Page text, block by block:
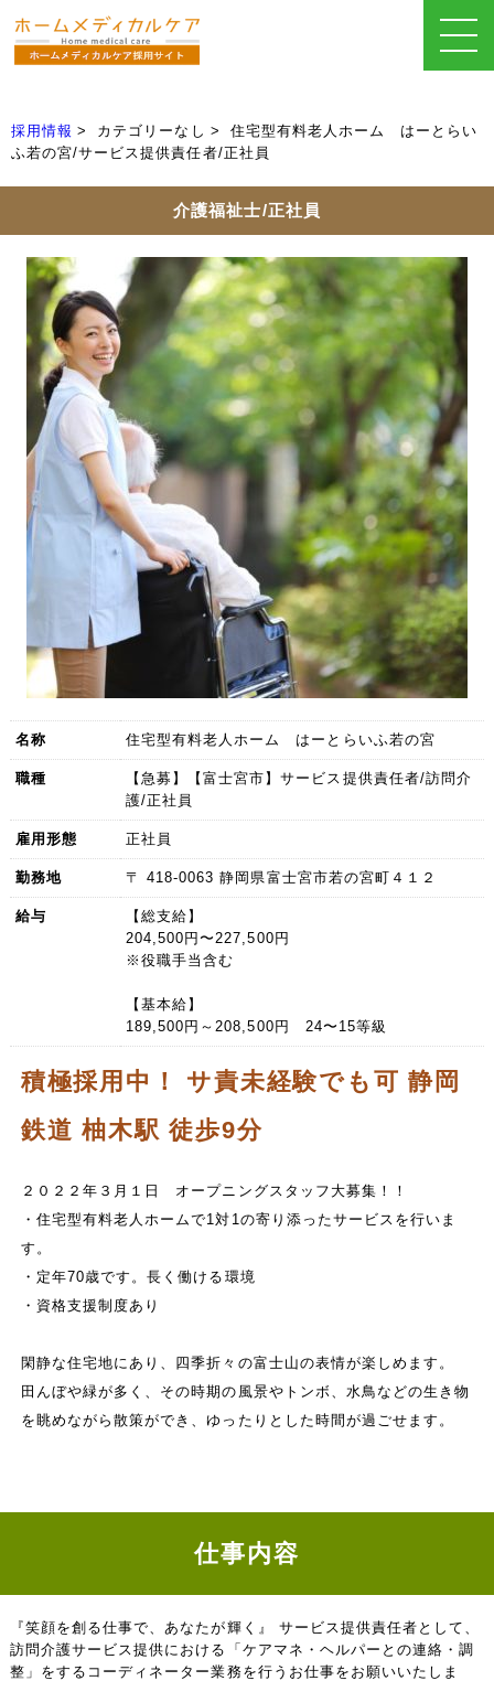
採用情報 カテゴリーなし
住宅型有料老人ホーム はーとらい
ふ若の宮/サービス提供責任者/正社員
介護福祉士/正社員
名称 住宅型有料老人ホーム はーとらいふ若の宮
職種
【急募】【富士宮市】サービス提供責任者/訪問介
護/正社員
雇用形態 正社員
勤務地 〒 418-0063 静岡県富士宮市若の宮町４１２
給与
【総支給】
204,500円〜227,500円
※役職手当含む
【基本給】
189,500円～208,500円 24〜15等級
積極採用中！ サ責未経験でも可 静岡
鉄道 柚木駅 徒歩9分
２０２２年３月１日 オープニングスタッフ大募集！！
・住宅型有料老人ホームで1対1の寄り添ったサービスを行いま
す。
・定年70歳です。長く働ける環境
・資格支援制度あり
閑静な住宅地にあり、四季折々の富士山の表情が楽しめます。
田んぼや緑が多く、その時期の風景やトンボ、水鳥などの生き物
を眺めながら散策ができ、ゆったりとした時間が過ごせます。
仕事内容
『笑顔を創る仕事で、あなたが輝く』 サービス提供責任者として、
訪問介護サービス提供における「ケアマネ・ヘルパーとの連絡・調
整」をするコーディネーター業務を行うお仕事をお願いいたしま